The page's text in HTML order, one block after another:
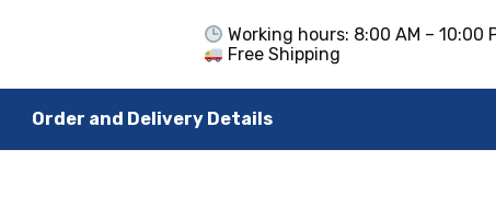
Working hours: 8:00 AM – 10:00
Free Shipping
Order and Delivery Details